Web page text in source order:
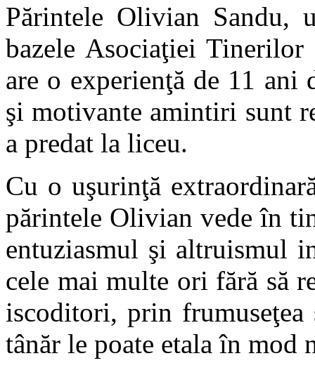
Părintele Olivian Sandu,
bazele Asociaţiei
are o experienţă de 11 ani
şi motivante amintiri sunt
a predat la liceu.
Cu o uşurinţă
părintele Olivian vede în
entuziasmul şi altruismul
cele mai multe ori fără să
iscoditori, prin frumuseţea
tânăr le poate etala în mod